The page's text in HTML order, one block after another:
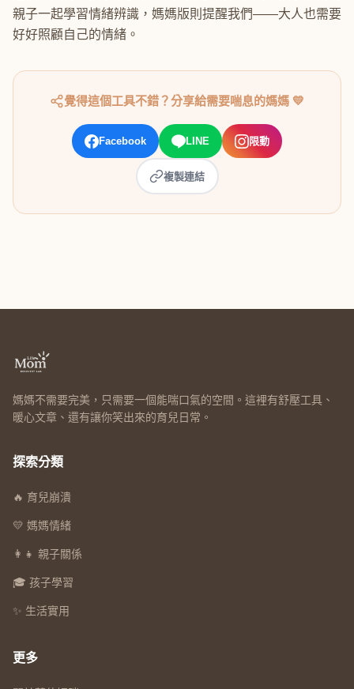
親子一起學習情緒辨識，媽媽版則提醒我們——大人也需要
好好照顧自己的情緒。
覺得這個工具不錯？分享給需要喘息的媽媽 💛
Facebook LINE 限動
複製連結
媽媽不需要完美，只需要一個能喘口氣的空間。這裡有舒壓工具、
暖心文章、還有讓你笑出來的育兒日常。
探索分類
🔥 育兒崩潰
💛 媽媽情緒
👩‍👧 親子關係
🎓 孩子學習
✨ 生活實用
更多